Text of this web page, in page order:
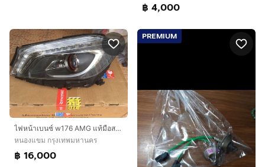
฿ 4,000
ไฟหน้าเบนซ์ w176 AMG แท้มือสองญี่ปุ่น
หนองแขม กรุงเทพมหานคร
฿ 16,000
PREMIUM